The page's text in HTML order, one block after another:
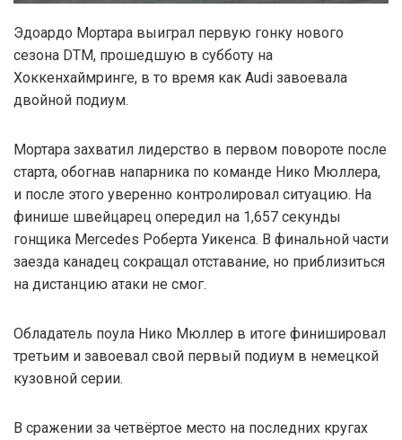
Эдоардо Мортара выиграл первую гонку нового
сезона DTM, прошедшую в субботу на
Хоккенхаймринге, в то время как Audi завоевала
двойной подиум.
Мортара захватил лидерство в первом повороте после
старта, обогнав напарника по команде Нико Мюллера,
и после этого уверенно контролировал ситуацию. На
финише швейцарец опередил на 1,657 секунды
гонщика Mercedes Роберта Уикенса. В финальной части
заезда канадец сокращал отставание, но приблизиться
на дистанцию атаки не смог.
Обладатель поула Нико Мюллер в итоге финишировал
третьим и завоевал свой первый подиум в немецкой
кузовной серии.
В сражении за четвёртое место на последних кругах